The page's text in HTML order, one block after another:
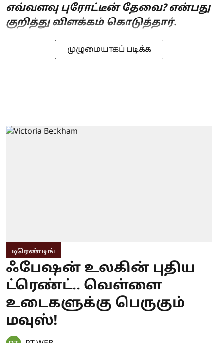
எவ்வளவு புரோட்டீன் தேவை? என்பது
குறித்து விளக்கம் கொடுத்தார்.
முழுமையாகப் படிக்க
டிரெண்டிங்
ஃபேஷன் உலகின் புதிய
ட்ரெண்ட்.. வெள்ளை
உடைகளுக்கு பெருகும்
மவுஸ்!